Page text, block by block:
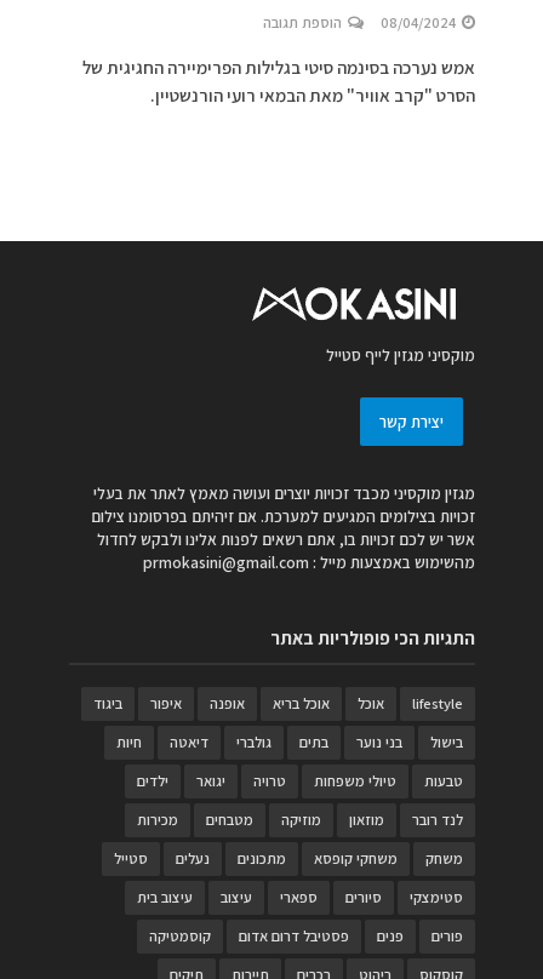
08/04/2024 הוספת תגובה
אמש נערכה בסינמה סיטי בגלילות הפרימיירה החגיגית של
הסרט "קרב אוויר" מאת הבמאי רועי הורנשטיין.
מוקסיני מגזין לייף סטייל
יצירת קשר
מגזין מוקסיני מכבד זכויות יוצרים ועושה מאמץ לאתר את בעלי
זכויות בצילומים המגיעים למערכת. אם זיהיתם בפרסומנו צילום
אשר יש לכם זכויות בו, אתם רשאים לפנות אלינו ולבקש לחדול
מהשימוש באמצעות מייל : prmokasini@gmail.com
התגיות הכי פופולריות באתר
lifestyle אוכל אוכל בריא אופנה איפור
ביגוד
בישול
בני נוער בתים גולברי דיאטה
חיות
טבעות
טיולי משפחות טרויה יגואר
ילדים
לנד רובר
מוזאון מוזיקה מטבחים
מכירות
משחק
משחקי קופסא מתכונים נעלים
סטייל
סטימצקי
סיורים ספארי עיצוב
עיצוב בית
פורים
פנים פסטיבל דרום אדום
קוסמטיקה
קוסקוס
ריהוט רכבים תיירות תיקים